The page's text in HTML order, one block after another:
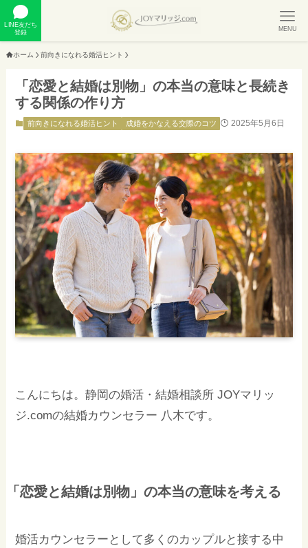
LINE友だち
登録
MENU
ホーム 前向きになれる婚活ヒント
「恋愛と結婚は別物」の本当の意味と長続き
する関係の作り方
前向きになれる婚活ヒント 成婚をかなえる交際のコツ 2025年5月6日
こんにちは。静岡の婚活・結婚相談所 JOYマリッ
ジ.comの結婚カウンセラー 八木です。
「恋愛と結婚は別物」の本当の意味を考える
婚活カウンセラーとして多くのカップルと接する中